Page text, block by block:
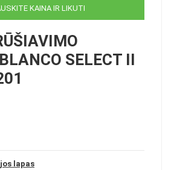
KAINA IR LIKUTI
SELECT II
lapas